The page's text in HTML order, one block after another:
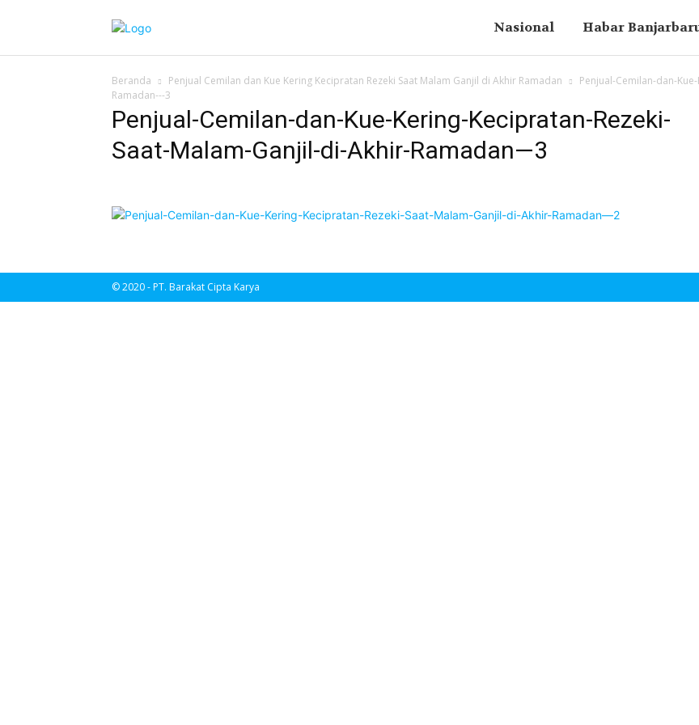
Nasional Habar
Beranda Penjual Cemilan dan Kue Kering Kecipratan Rezeki Saat Malam Ganjil di Akhir Ramadan
Penjual-Cemilan-dan-
Ramadan---3
Penjual-Cemilan-dan-Kue-Kering-Kecipratan-Rezeki-
Saat-Malam-Ganjil-di-Akhir-Ramadan—3
© 2020 - PT. Barakat Cipta Karya